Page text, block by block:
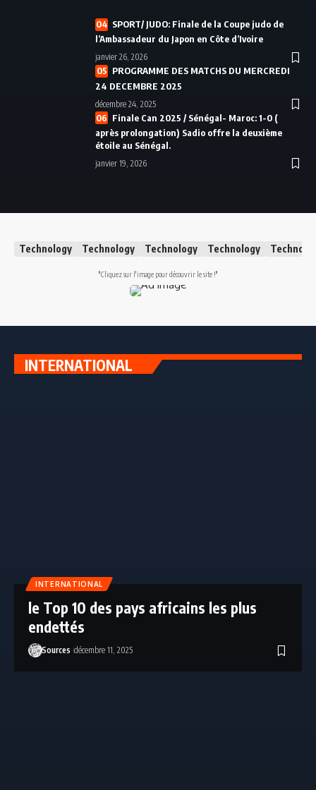
SPORT/ JUDO: Finale de la Coupe judo de
l’Ambassadeur du Japon en Côte d’Ivoire
janvier 26, 2026
PROGRAMME DES MATCHS DU MERCREDI
24 DECEMBRE 2025
décembre 24, 2025
Finale Can 2025 / Sénégal- Maroc: 1-0 (
après prolongation) Sadio offre la deuxième
étoile au Sénégal.
janvier 19, 2026
Technology Technology Technology Technology
"Cliquez sur l'image pour découvrir le site !"
INTERNATIONAL
INTERNATIONAL
le Top 10 des pays africains les plus
endettés
Sources décembre 11, 2025